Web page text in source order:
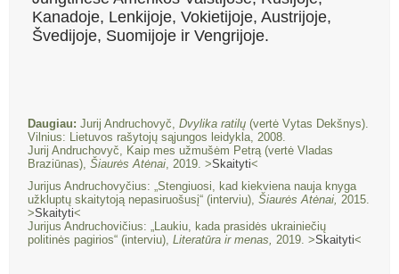
Kanadoje, Lenkijoje, Vokietijoje, Austrijoje,
Švedijoje, Suomijoje ir Vengrijoje.
Daugiau: Jurij Andruchovyč,Dvylika ratilų (vertė Vytas Dekšnys).
Vilnius: Lietuvos rašytojų sąjungos leidykla, 2008.
Jurij Andruchovyč, Kaip mes užmušėm Petrą (vertė Vladas
Braziūnas),Šiaurės Atėnai , 2019. >Skaityti<
Jurijus Andruchovyčius: „Stengiuosi, kad kiekviena nauja knyga
užkluptų skaitytoją nepasiruošusį“ (interviu),Šiaurės Atėnai, 2015.
>Skaityti<
Jurijus Andruchovičius: „Laukiu, kada prasidės ukrainiečių
politinės pagirios“ (interviu),Literatūra ir menas, 2019. >Skaityti<